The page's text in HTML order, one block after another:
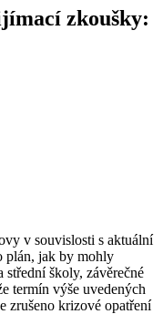
zkoušky:
v souvislosti s aktuální
plán, jak by mohly
školy, závěrečné
termín výše uvedených
zrušeno krizové opatření